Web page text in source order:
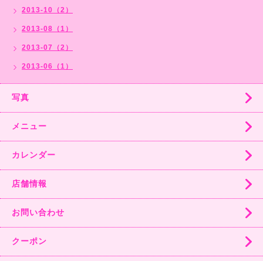
2013-10（2）
2013-08（1）
2013-07（2）
2013-06（1）
写真
メニュー
カレンダー
店舗情報
お問い合わせ
クーポン